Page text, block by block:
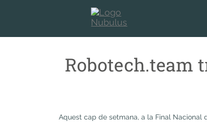
Robotech.team
Aquest cap de setmana, a la Final Nacional